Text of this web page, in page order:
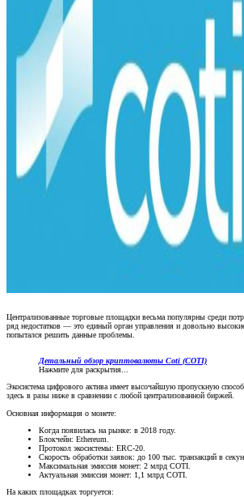
Централизованные торговые площадки весьма популярны среди
ряд недостатков — это единый орган управления и довольно
попытался решить данные проблемы.
Детальный обзор криптовалюты Coti (COTI)
Нажмите для раскрытия...
Экосистема цифрового актива имеет высочайшую пропускную
здесь в разы ниже в сравнении с любой централизованной биржей.
Основная информация о монете:
Когда появилась на рынке: в 2018 году.
Блокчейн: Ethereum.
Протокол экосистемы: ERC-20.
Скорость обработки заявок: до 100 тыс. транзакций в
Максимальная эмиссия монет: 2 млрд COTI.
Актуальная эмиссия монет: 1,1 млрд COTI.
На каких площадках торгуется: